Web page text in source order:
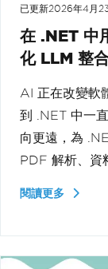
已更新2026年4月
在 .NET
化 LLM 整
AI 正在改變軟
到 .NET 中一
向更遠，為
PDF 解析、資
閱讀更多